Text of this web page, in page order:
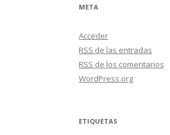
META
Acceder
RSS de las entradas
RSS de los comentarios
WordPress.org
ETIQUETAS